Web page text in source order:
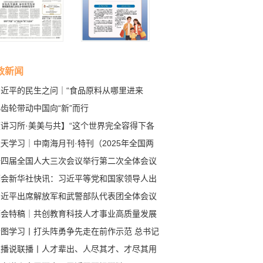
新闻
平的民生之问｜“食品原料从哪里进来
”
轮带动中国向“新”而行
讲习所·美美与共】“这个世界完全容得下各
同发展、共同进步”
学习｜中南海月刊·特刊（2025年全国两
届全国人大三次会议举行第二次全体会议
平等党和国家领导人出席
新华社快讯：习近平等党和国家领导人出
四届全国人大三次会议第二次全体会议
平出席解放军和武警部队代表团全体会议
特稿｜共创教育科技人才事业高质量发展
面——习近平总书记在民盟民进教育界联组
的重要讲话指明前进方向、凝聚奋进力量
学习丨打头阵勇争先走在前作示范 总书记
济大省挑大梁提出殷切希望
说联播丨人才辈出、人尽其才、才尽其用